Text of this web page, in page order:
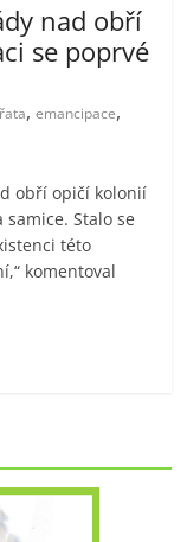
nad obří
se poprvé
,emancipace,
obří opičí kolonií
Stalo se
této
komentoval